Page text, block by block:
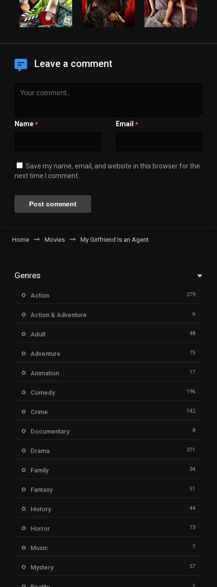
Leave a comment
Name * Email *
Save my name, email, and website in this browser for the
next time I comment.
Home Movies My Girlfriend Is an Agent
Genres
Action 279
Action & Adventure 6
Adult 48
Adventure 75
Animation 17
Comedy 196
Crime 142
Documentary 8
Drama 371
Family 34
Fantasy 51
History 44
Horror 73
Music 7
Mystery 57
1